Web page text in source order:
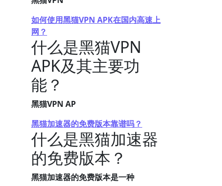
如何使用黑猫VPN APK在国内高速上
网？
什么是黑猫VPN
APK及其主要功
能？
黑猫VPN AP
黑猫加速器的免费版本靠谱吗？
什么是黑猫加速器
的免费版本？
黑猫加速器的免费版本是一种